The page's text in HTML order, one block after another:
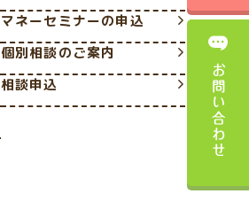
お問い合わせ
マネーセミナーの申込
個別相談のご案内
相談申込